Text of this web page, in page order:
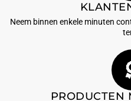
Neem binnen enkele minuten
PRODUCTEN